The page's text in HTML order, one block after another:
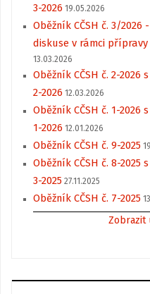
3-2026 19.05.2026
Oběžník CČSH č. 3/
diskuse v rámci přípravy
13.03.2026
Oběžník CČSH č. 2-2026
2-2026 12.03.2026
Oběžník CČSH č. 1-2026
1-2026 12.01.2026
Oběžník CČSH č. 9-2025
Oběžník CČSH č. 8-2025
3-2025 27.11.2025
Oběžník CČSH č. 7-2025
Zobrazit